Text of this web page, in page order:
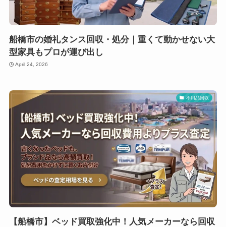
船橋市の婚礼タンス回収・処分｜重くて動かせない大
型家具もプロが運び出し
April 24, 2026
不用品回収
【船橋市】ベッド買取強化中！人気メーカーなら回収